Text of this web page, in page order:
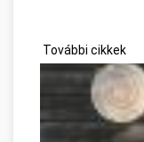
További cikkek